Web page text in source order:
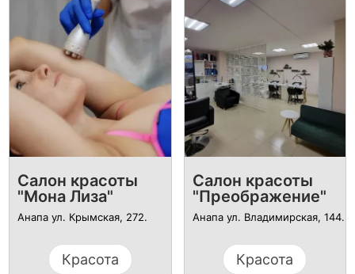
Салон красоты
"Мона Лиза"
Анапа ул. Крымская, 272.
Красота
Салон красоты
"Преображение"
Анапа ул. Владимирская, 144.
Красота